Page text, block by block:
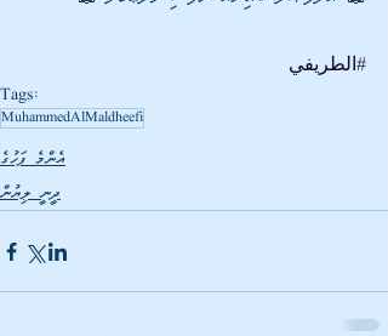
#الطريفي
Tags:
MuhammedAlMaldheefi
އެންމެ ފަހުގެ
ދީނީ ލިޔުން